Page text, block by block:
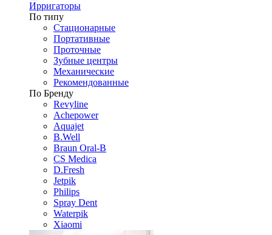
Ирригаторы
По типу
Стационарные
Портативные
Проточные
Зубные центры
Механические
Рекомендованные
По Бренду
Revyline
Achepower
Aquajet
B.Well
Braun Oral-B
CS Medica
D.Fresh
Jetpik
Philips
Spray Dent
Waterpik
Xiaomi